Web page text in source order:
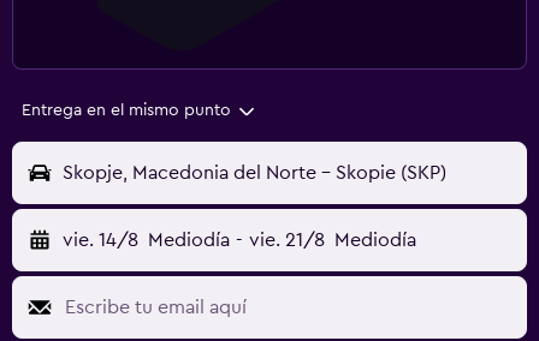
Entrega en el mismo punto
Skopje, Macedonia del Norte - Skopie (SKP)
vie. 14/8 Mediodía - vie. 21/8 Mediodía